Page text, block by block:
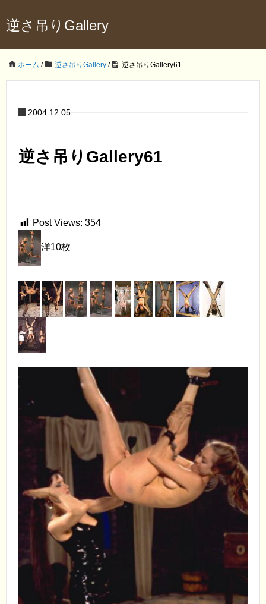
逆さ吊りGallery
ホーム / 逆さ吊りGallery / 逆さ吊りGallery61
2004.12.05
逆さ吊りGallery61
Post Views: 354
洋10枚